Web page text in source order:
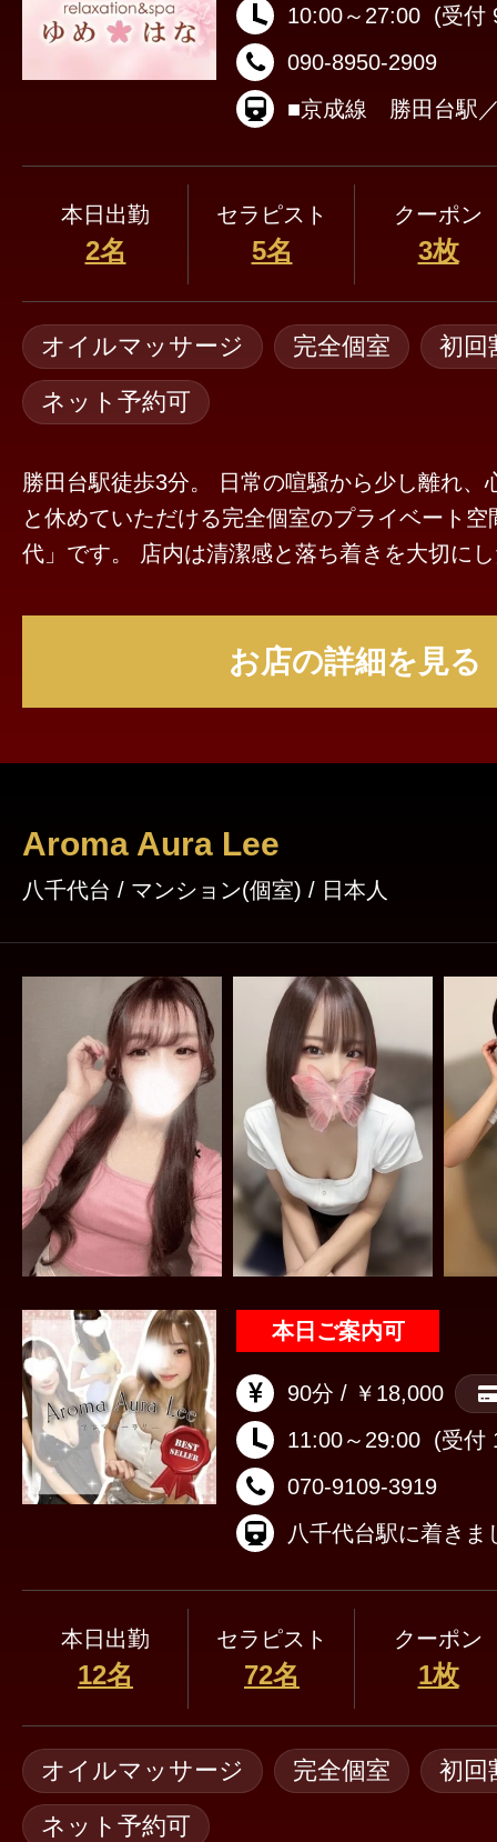
10:00～27:00 (受付
090-8950-2909
本日出勤
2名
セラピスト
5名
クーポン
3枚
オイルマッサージ 完全個室
初回
ネット予約可
勝田台駅徒歩3分。 日常の喧騒から少し離れ、
と休めていただける完全個室のプライベート
代」です。 店内は清潔感と落ち着きを大切にした空間づくりを心
トを中心に、セラピストが一人ひとりのお客
できるひとときをご提供いたします。初めてご
を行っております。 当店は「完全健全」を徹底し、安心・安全に
ご利用いただける環境づくりを大切にしてお
ステムと誠実なサービスを心がけ、どなたでも
けるお店を目指しております。 また、在籍するセラピストは20代
～30代を中心に、それぞれ個性や魅力を持っ
おります。技術だけでなく、人柄や接客にも
って居心地の良い時間をお届けできるよう努めて
し疲れたな」「ゆっくり癒されたい」そんな
ただけるような存在でありたい。 ゆめはな八
の特別なリラックスタイムをお過ごしください。 皆様のご来
心よりお待ちしております。
お店の詳細を見る
Aroma Aura Lee
八千代台 / マンション(個室) / 日本人
本日ご案内可
90分 / ￥18,000
11:00～29:00 (受付
070-9109-3919
本日出勤
12名
セラピスト
72名
クーポン
1枚
オイルマッサージ 完全個室
初回
ネット予約可